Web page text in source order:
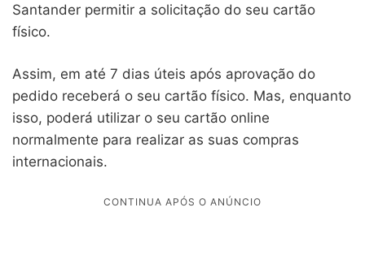
Santander permitir a solicitação do seu cartão
físico.
Assim, em até 7 dias úteis após aprovação do
pedido receberá o seu cartão físico. Mas, enquanto
isso, poderá utilizar o seu cartão online
normalmente para realizar as suas compras
internacionais.